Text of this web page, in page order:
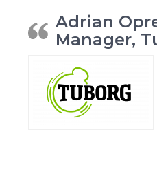
Adrian
Manager,